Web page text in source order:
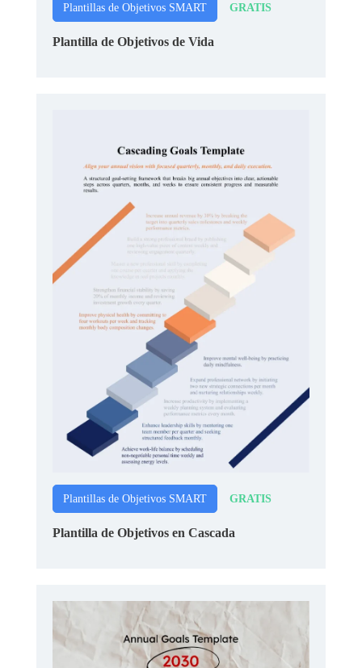
Plantillas de Objetivos SMART GRATIS
Plantilla de Objetivos de Vida
Plantillas de Objetivos SMART GRATIS
Plantilla de Objetivos en Cascada